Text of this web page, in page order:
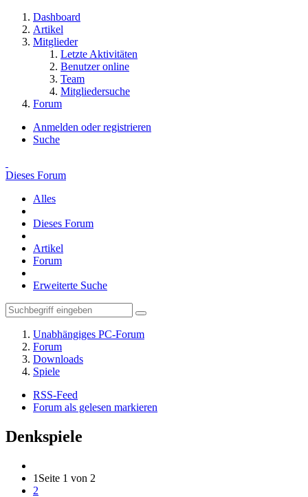
Dashboard
Artikel
Mitglieder
Letzte Aktivitäten
Benutzer online
Team
Mitgliedersuche
Forum
Anmelden oder registrieren
Suche
Dieses Forum
Alles
Dieses Forum
Artikel
Forum
Erweiterte Suche
Unabhängiges PC-Forum
Forum
Downloads
Spiele
RSS-Feed
Forum als gelesen markieren
Denkspiele
1 Seite 1 von 2
2